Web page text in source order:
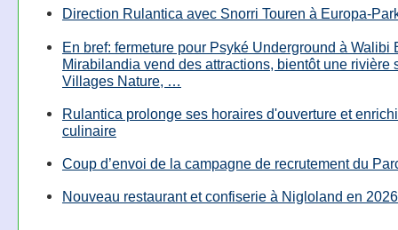
Direction Rulantica avec Snorri Touren à Europa-
En bref: fermeture pour Psyké Underground à Walibi
Mirabilandia vend des attractions, bientôt une rivière
Villages Nature, …
Rulantica prolonge ses horaires d'ouverture et
culinaire
Coup d’envoi de la campagne de recrutement du
Nouveau restaurant et confiserie à Nigloland en 2026